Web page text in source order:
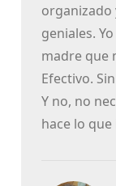
organizado
geniales.
madre que
Efectivo.
Y no, no
hace lo